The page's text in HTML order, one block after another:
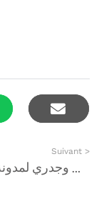
Suivant >